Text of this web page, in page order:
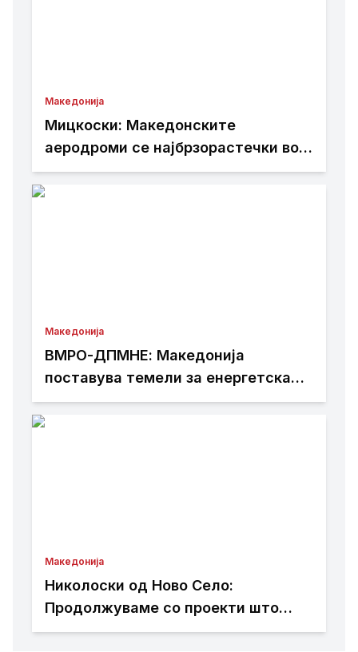
Македонија
Мицкоски: Македонските
аеродроми се најбрзорастечки во
регионот – тоа е резултат на
Македонија
ВМРО-ДПМНЕ: Македонија
поставува темели за енергетска
независност и зелена транзиција
Македонија
Николоски од Ново Село:
Продолжуваме со проекти што
носат развој и подобар живот за